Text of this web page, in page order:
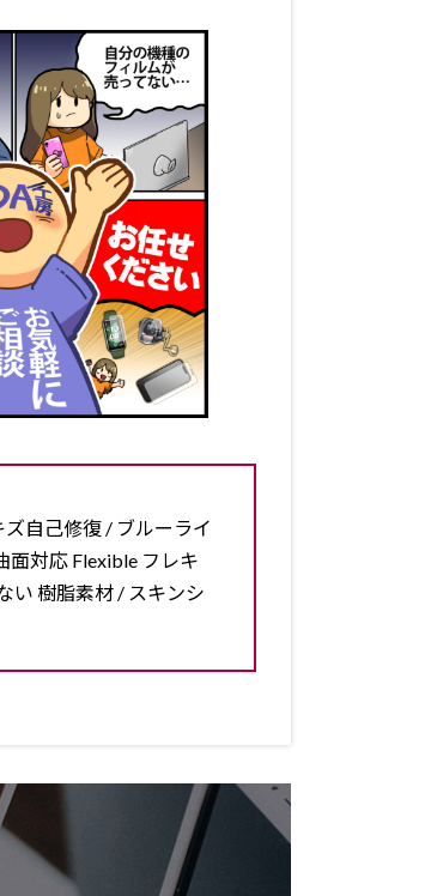
自己修復 / ブルーライ
面対応 Flexible フレキ
い 樹脂素材 / スキンシ